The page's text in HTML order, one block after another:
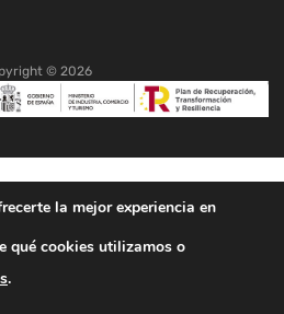
© 2026
la mejor experiencia en
qué cookies utilizamos o
.